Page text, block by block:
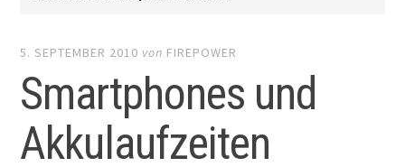
5. SEPTEMBER 2010 von FIREPOWER
Smartphones und
Akkulaufzeiten